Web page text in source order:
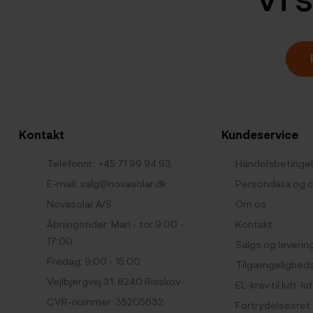
Kontakt
Telefonnr.: +45 71 99 94 93
E-mail: salg@novasolar.dk
Novasolar A/S
Åbningstider: Man - tor 9:00 -
17:00
Fredag: 9:00 - 15:00
Vejlbjergvej 31, 8240 Risskov
CVR-nummer: 35205632
Kundeservice
Persondata og
Om os
Kontakt
Salgs og
EL-krav til luft-
Fortrydelsesret